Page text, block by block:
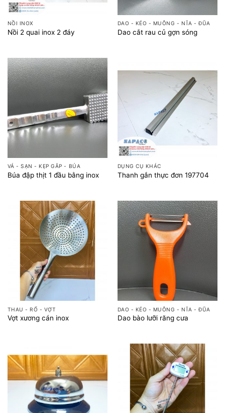
NỒI INOX
Nồi 2 quai inox 2 đáy
DAO - KÉO - MUỖNG - NĨA - ĐŨA
Dao cắt rau củ gợn sóng
VÁ - SẠN - KẸP GẮP - BÚA
Búa đập thịt 1 đầu bằng inox
DỤNG CỤ KHÁC
Thanh gắn thực đơn 197704
THAU - RỔ - VỢT
Vợt xương cán inox
DAO - KÉO - MUỖNG - NĨA - ĐŨA
Dao bào lưỡi răng cưa